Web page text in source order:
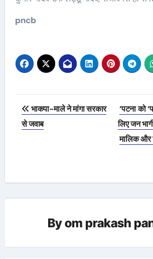
pncb
Post
navigation
भाकपा-माले ने मांगा सरकार
से जवाब
‘पटना को
लिए जन
मालिक और
Byom prakash